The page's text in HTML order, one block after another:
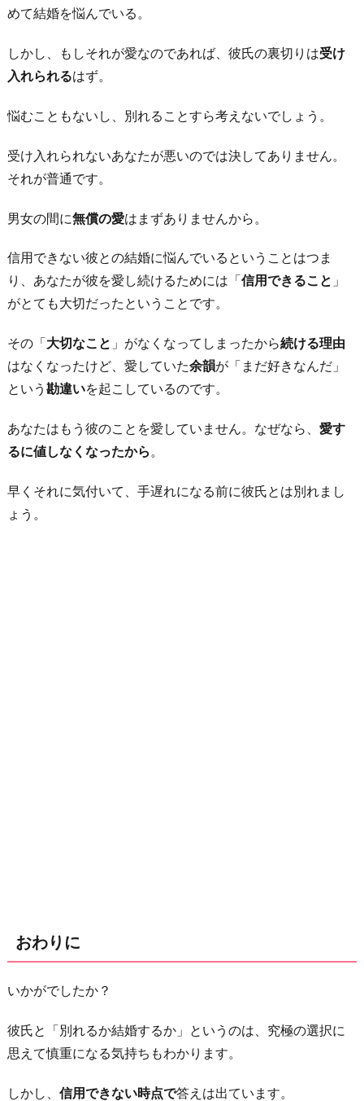
めて結婚を悩んでいる。
しかし、もしそれが愛なのであれば、彼氏の裏切りは受け
入れられるはず。
悩むこともないし、別れることすら考えないでしょう。
受け入れられないあなたが悪いのでは決してありません。
それが普通です。
男女の間に無償の愛はまずありませんから。
信用できない彼との結婚に悩んでいるということはつま
り、あなたが彼を愛し続けるためには「信用できること 」
がとても大切だったということです。
その「大切なこと 」がなくなってしまったから続ける理由
はなくなったけど、愛していた余韻が「まだ好きなんだ」
という 勘違いを起こしているのです。
あなたはもう彼のことを愛していません。なぜなら、 愛す
るに値しなくなったから 。
早くそれに気付いて、手遅れになる前に彼氏とは別れまし
ょう。
おわりに
いかがでしたか？
彼氏と「別れるか結婚するか」というのは、究極の選択に
思えて慎重になる気持ちもわかります。
しかし、 信用できない時点で答えは出ています。